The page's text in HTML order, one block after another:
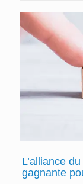
L’alliance du
gagnante